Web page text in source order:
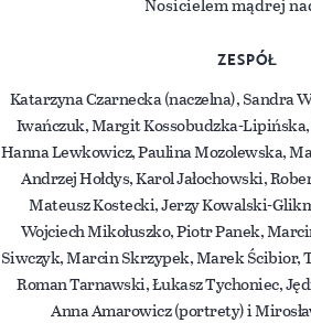
ZESPÓŁ
Katarzyna Czarnecka (naczelna), Sandra
Iwańczuk, Margit Kossobudzka-
Hanna Lewkowicz, Paulina Mozolewska,
Andrzej Hołdys, Karol Jałochowski,
Mateusz Kostecki, Jerzy Kowalski-
Wojciech Mikołuszko, Piotr Panek,
Siwczyk, Marcin Skrzypek, Marek Ścibior,
Roman Tarnawski, Łukasz Tychoniec,
Anna Amarowicz (portrety) i